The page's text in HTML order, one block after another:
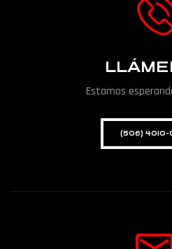
Estamos
(506)